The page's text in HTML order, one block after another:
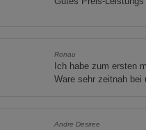
Ronau
Ich habe zum ersten
Ware sehr zeitnah
Andre Desiree